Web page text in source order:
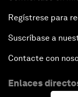
Regístrese para
Suscríbase a
Contacte con
Enlaces